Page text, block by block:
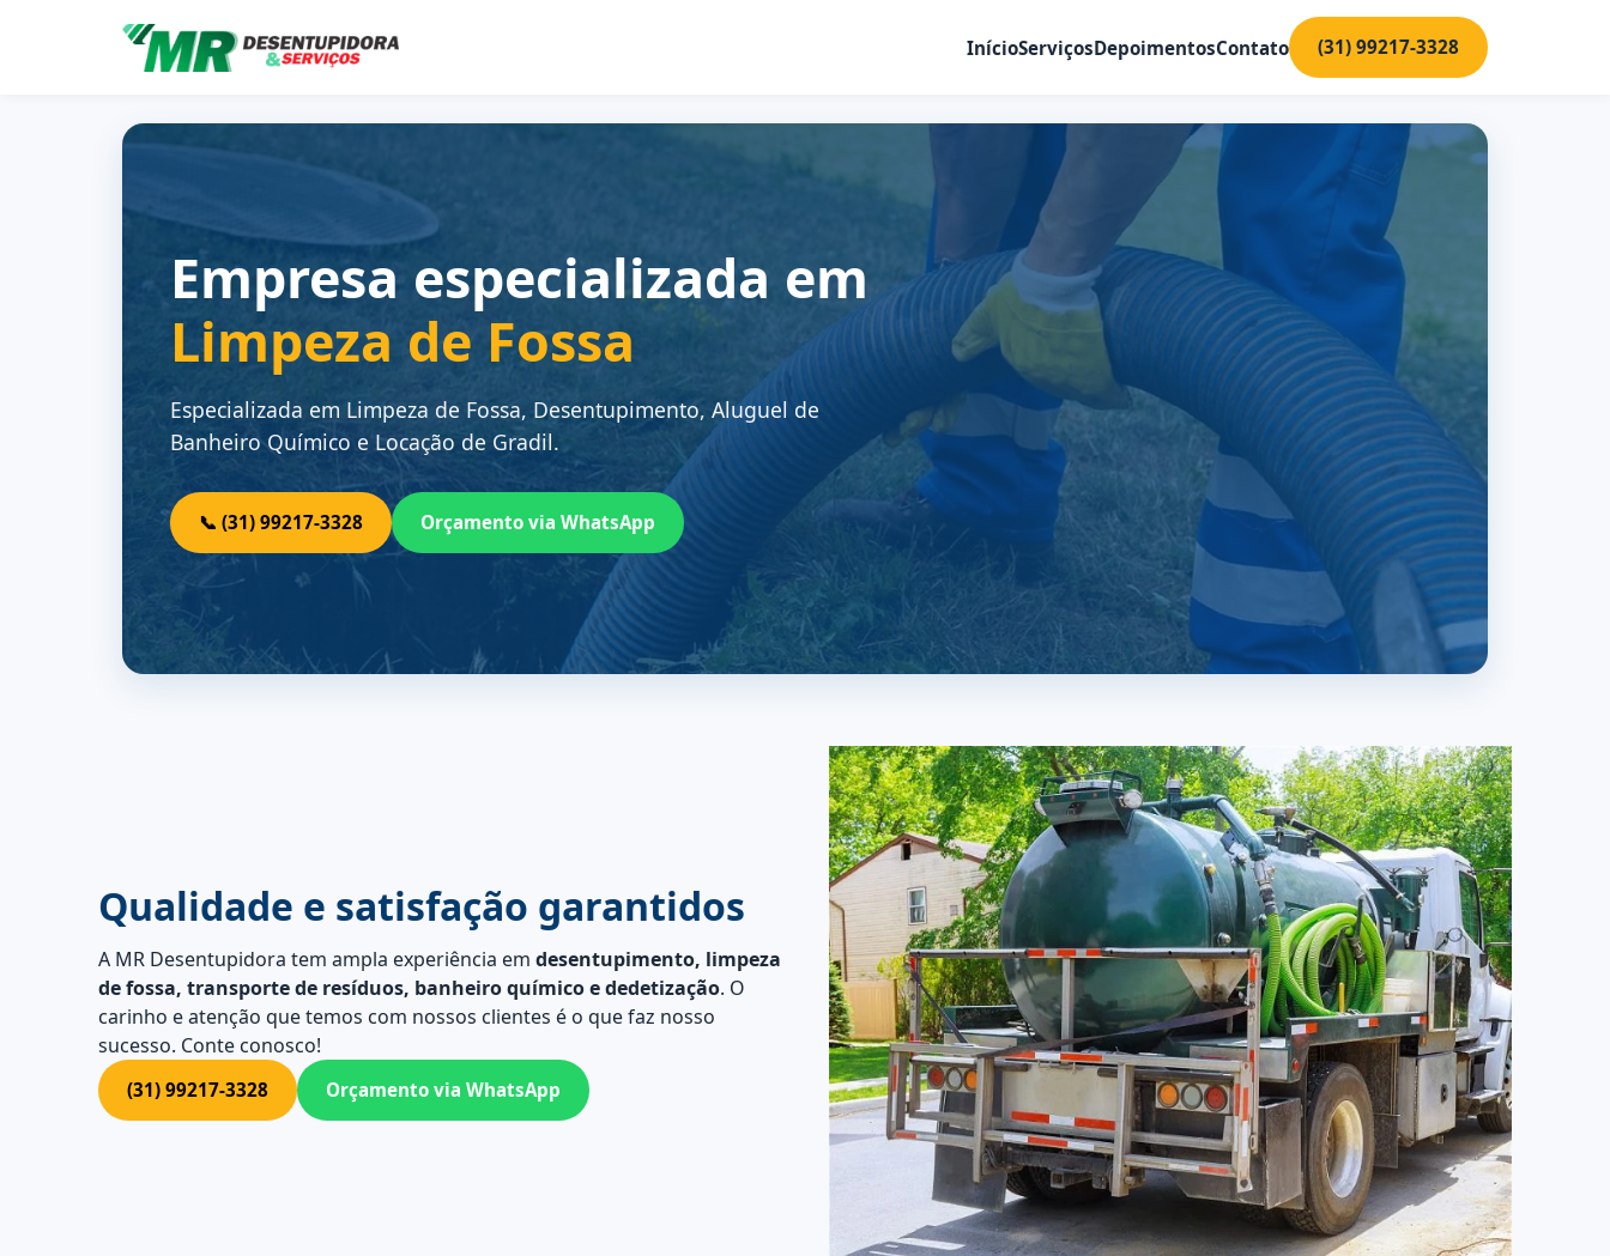
InícioServiçosDepoimentosContato (31) 99217-3328
Empresa especializada em
Limpeza de Fossa
Especializada em Limpeza de Fossa, Desentupimento, Aluguel de
Banheiro Químico e Locação de Gradil.
📞 (31) 99217-3328 Orçamento via WhatsApp
Qualidade e satisfação garantidos
A MR Desentupidora tem ampla experiência em desentupimento, limpeza
de fossa, transporte de resíduos, banheiro químico e dedetização. O
carinho e atenção que temos com nossos clientes é o que faz nosso
sucesso. Conte conosco!
(31) 99217-3328 Orçamento via WhatsApp